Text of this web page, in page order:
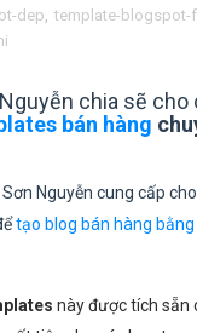
dep, template-blogspot-
chia sẽ cho
bán hàng
Nguyễn cung cấp
tạo blog bán hàng
này được tích sẵn